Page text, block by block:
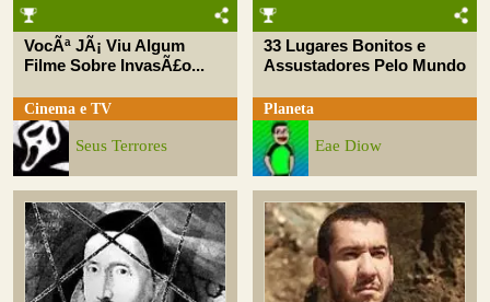
VocÃª JÃ¡ Viu Algum
Filme Sobre InvasÃ£o...
Cinema e TV
Seus Terrores
33 Lugares Bonitos e
Assustadores Pelo Mundo
Planeta
Eae Diow